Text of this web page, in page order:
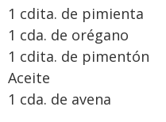
1 cdita. de pimienta
1 cda. de orégano
1 cdita. de pimentón
Aceite
1 cda. de avena